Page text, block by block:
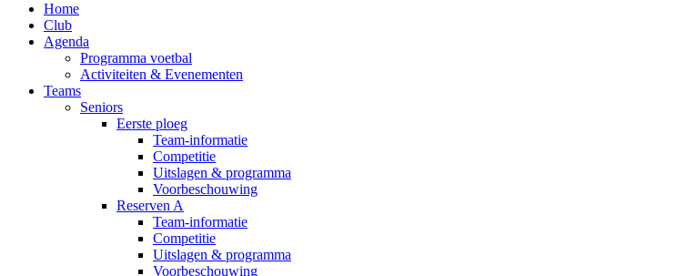
Home
Club
Agenda
Programma voetbal
Activiteiten & Evenementen
Teams
Seniors
Eerste ploeg
Team-informatie
Competitie
Uitslagen & programma
Voorbeschouwing
Reserven A
Team-informatie
Competitie
Uitslagen & programma
Voorbeschouwing